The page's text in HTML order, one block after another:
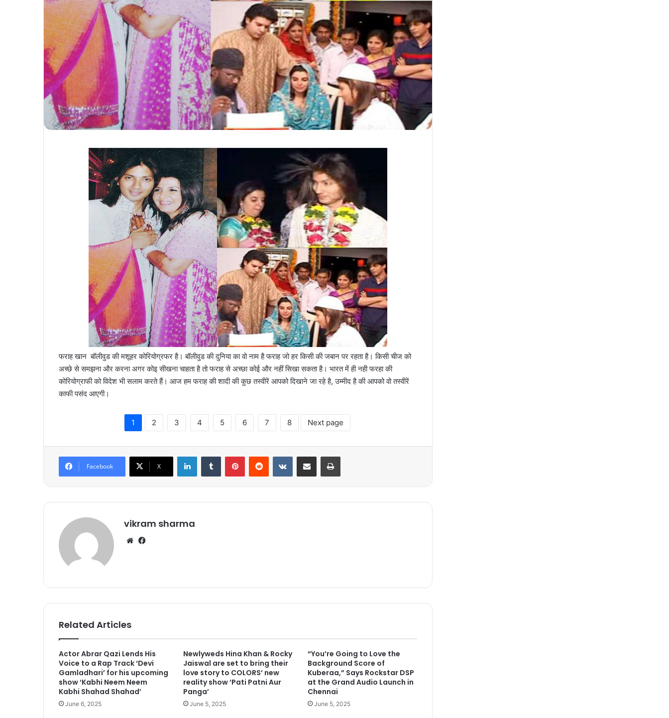
फराह खान बॉलीवुड की मशूहर कोरियोग्रफर है। बॉलीवुड की दुनिया का वो नाम है फराह जो हर किसी की जबान पर रहता है। किसी चीज को
अच्छे से समझना और करना अगर कोइ सीखना चाहता है तो फराह से अच्छा कोई और नहीं सिखा सकता है। भारत में ही नही फरहा की
कोरियोग्राफी को विदेश भी सलाम करते हैं। आज हम फराह की शादी की कुछ तस्वीरें आपको दिखाने जा रहे है, उम्मीद है की आपको वो तस्वीरें
काफी पसंद आएगी।
1 2 3 4 5 6 7 8 Next page
Facebook X
vikram sharma
We
Related Articles
Actor Abrar Qazi Lends His
Voice to a Rap Track ‘Devi
Gamladhari’ for his upcoming
show ‘Kabhi Neem Neem
Kabhi Shahad Shahad’
June 6, 2025
Newlyweds Hina Khan & Rocky
Jaiswal are set to bring their
love story to COLORS’ new
reality show ‘Pati Patni Aur
Panga’
June 5, 2025
“You’re Going to Love the
Background Score of
Kuberaa,” Says Rockstar DSP
at the Grand Audio Launch in
Chennai
June 5, 2025